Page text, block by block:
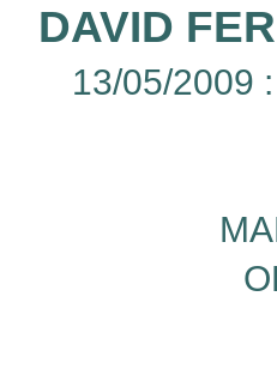
DAVID
13/05/2009